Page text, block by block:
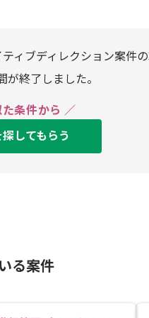
ィブディレクション案件
が終了しました。
条件から ／
してもらう
る案件